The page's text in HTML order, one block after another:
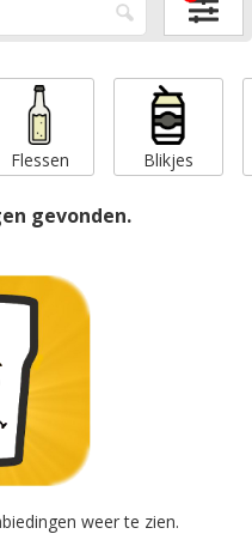
Flessen Blikjes
gevonden.
weer te zien.